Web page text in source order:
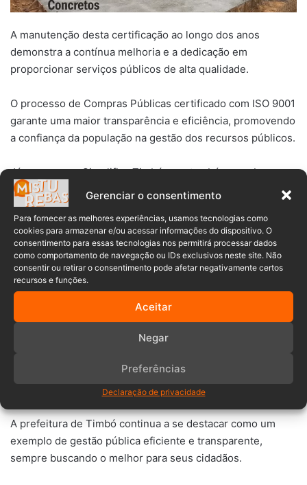
Gerenciar o consentimento
Para fornecer as melhores experiências, usamos tecnologias como
cookies para armazenar e/ou acessar informações do dispositivo. O
consentimento para essas tecnologias nos permitirá processar dados
como comportamento de navegação ou IDs exclusivos neste site. Não
consentir ou retirar o consentimento pode afetar negativamente certos
recursos e funções.
Aceitar
Negar
Preferências
Declaração de privacidade
A manutenção desta certificação ao longo dos anos
demonstra a contínua melhoria e a dedicação em
proporcionar serviços públicos de alta qualidade.
O processo de Compras Públicas certificado com ISO 9001
garante uma maior transparência e eficiência, promovendo
a confiança da população na gestão dos recursos públicos.
Já o programa Simplifica Timbó, que também recebeu a
certificação pelo terceiro ano consecutivo, tem sido
fundamental para facilitar a vida dos cidadãos. O programa
agiliza a requisição de serviços, tornando o atendimento
mais rápido e eficiente.
LEIA TAMBÉM:Prefeitura de
Timbó conquista ISO 9001 em
Atendimento ao Público
Essas conquistas são reflexo do trabalho árduo e do
compromisso da administração municipal em melhorar
continuamente os serviços prestados à população.
A prefeitura de Timbó continua a se destacar como um
exemplo de gestão pública eficiente e transparente,
sempre buscando o melhor para seus cidadãos.